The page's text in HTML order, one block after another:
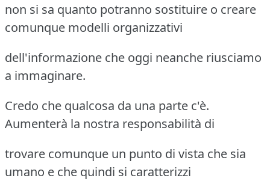
non si sa quanto potranno sostituire o creare
comunque modelli organizzativi
dell'informazione che oggi neanche riusciamo
a immaginare.
Credo che qualcosa da una parte c'è.
Aumenterà la nostra responsabilità di
trovare comunque un punto di vista che sia
umano e che quindi si caratterizzi